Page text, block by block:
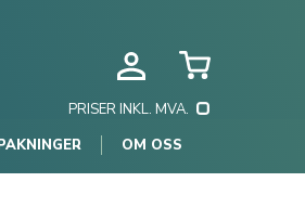
PRISER INKL. MVA.
OM OSS